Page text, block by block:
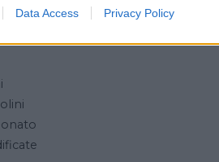
Data Access Privacy Policy